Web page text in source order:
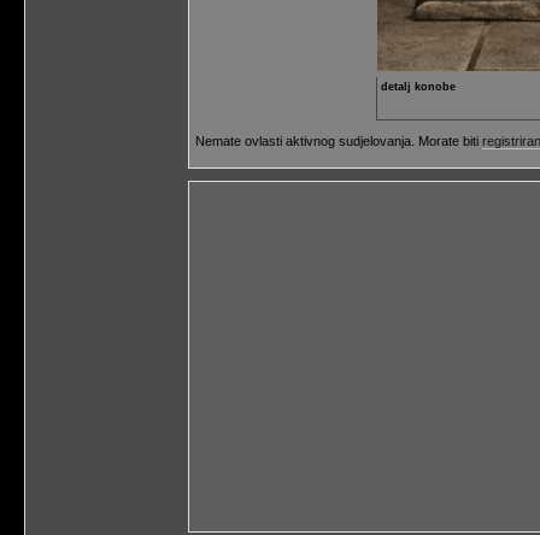
detalj konobe
Nemate ovlasti aktivnog sudjelovanja. Morate biti